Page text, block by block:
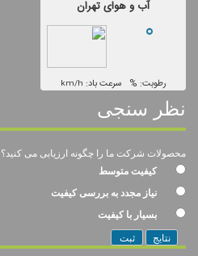
نظر سنجی
محصولات شرکت ما را چگونه ارزیابی می کنید؟
کیفیت متوسط
نیاز مجدد به بررسی کیفیت
بسیار با کیفیت
ثبت